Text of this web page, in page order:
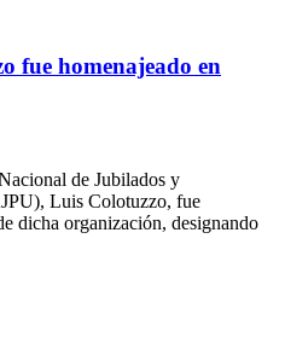
fue homenajeado en
de Jubilados y
Luis Colotuzzo, fue
dicha organización, designando